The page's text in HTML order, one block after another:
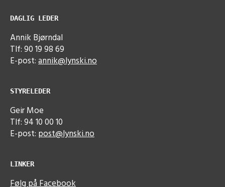
DAGLIG LEDER
Annik Bjørndal
Tlf: 90 19 98 69
E-post:annik@lynski.no
STYRELEDER
Geir Moe
Tlf: 94 10 00 10
E-post: post@lynski.no
LINKER
Følg på Facebook